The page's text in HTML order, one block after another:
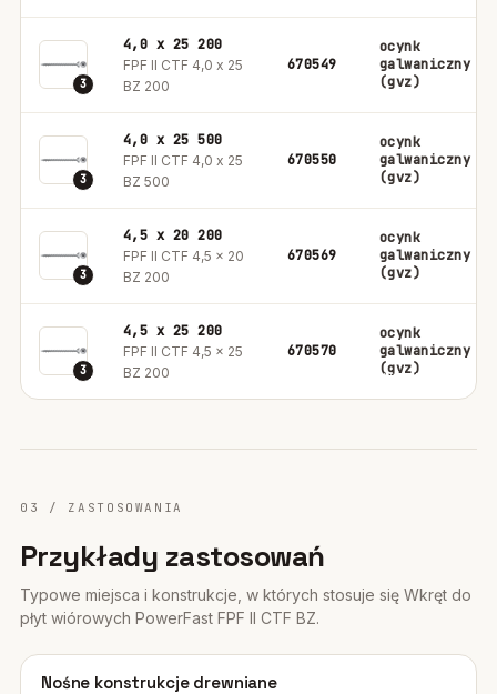
3
4,0 x 25 200
FPF II CTF 4,0 x 25
BZ 200
670549
ocynk
galwaniczny
(gvz)
3
4,0 x 25 500
FPF II CTF 4,0 x 25
BZ 500
670550
ocynk
galwaniczny
(gvz)
3
4,5 x 20 200
FPF II CTF 4,5 x 20
BZ 200
670569
ocynk
galwaniczny
(gvz)
3
4,5 x 25 200
FPF II CTF 4,5 x 25
BZ 200
670570
ocynk
galwaniczny
(gvz)
03 / ZASTOSOWANIA
Przykłady zastosowań
Typowe miejsca i konstrukcje, w których stosuje się Wkręt do
płyt wiórowych PowerFast FPF II CTF BZ.
01
Nośne konstrukcje drewniane